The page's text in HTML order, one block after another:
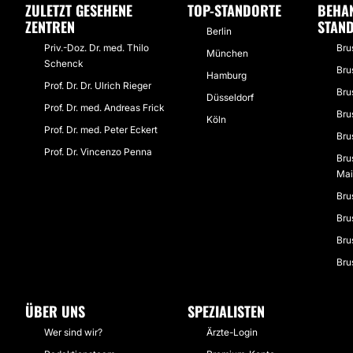
ZULETZT GESEHENE
ZENTREN
Priv.-Doz. Dr. med. Thilo
Schenck
Prof. Dr. Dr. Ulrich Rieger
Prof. Dr. med. Andreas Frick
Prof. Dr. med. Peter Eckert
Prof. Dr. Vincenzo Penna
TOP-STANDORTE
Berlin
München
Hamburg
Düsseldorf
Köln
ÜBER UNS
Wer sind wir?
SPEZIALISTEN
Ärzte-Login